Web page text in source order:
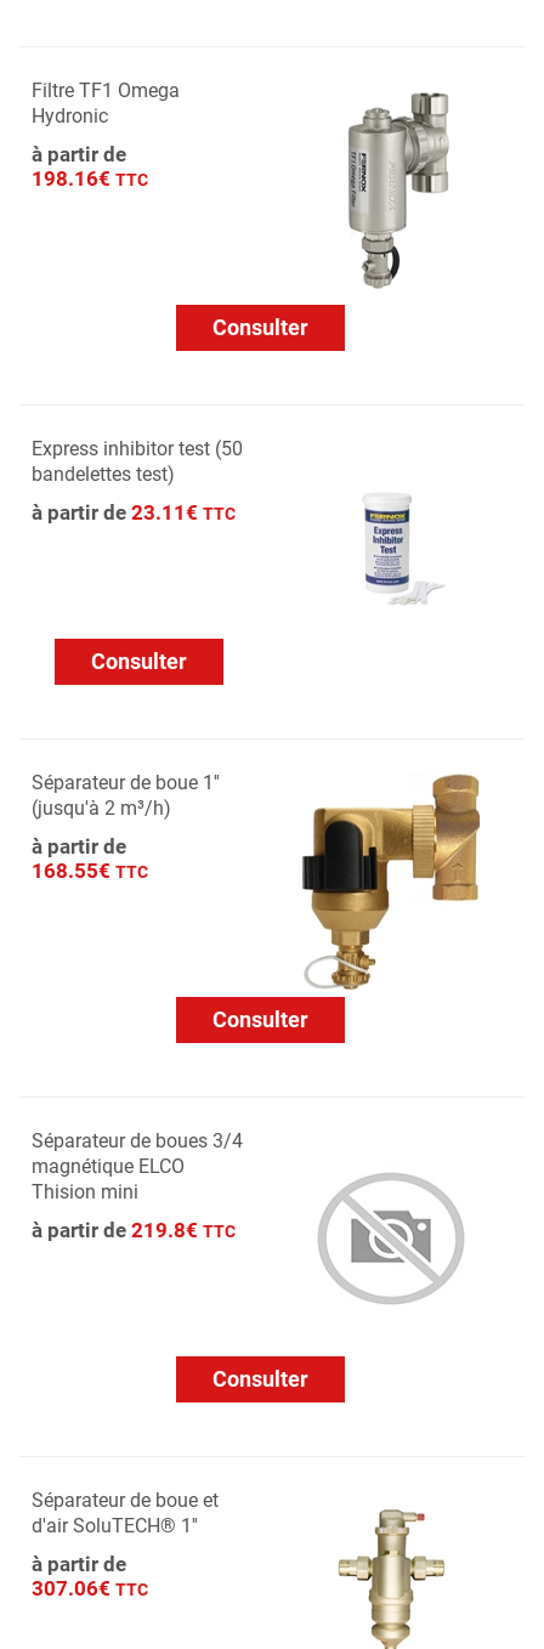
Filtre TF1 Omega
Hydronic
à partir de
198.16€ TTC
Consulter
Express inhibitor test (50
bandelettes test)
à partir de 23.11€ TTC
Consulter
Séparateur de boue 1''
(jusqu'à 2 m³/h)
à partir de
168.55€ TTC
Consulter
Séparateur de boues 3/4
magnétique ELCO
Thision mini
à partir de 219.8€ TTC
Consulter
Séparateur de boue et
d'air SoluTECH® 1''
à partir de
307.06€ TTC